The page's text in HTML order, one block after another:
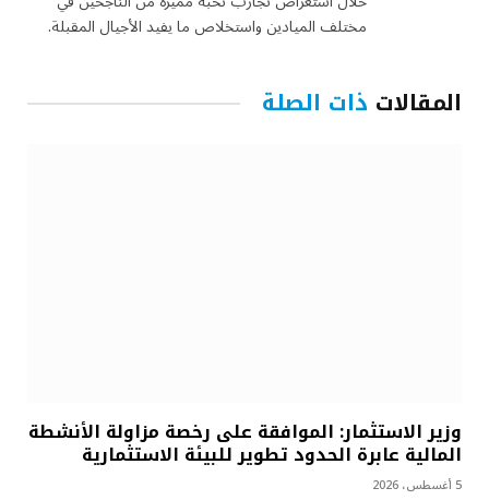
مختلف الميادين واستخلاص ما يفيد الأجيال المقبلة.
المقالات ذات الصلة
وزير الاستثمار: الموافقة على رخصة مزاولة الأنشطة
المالية عابرة الحدود تطوير للبيئة الاستثمارية
5 أغسطس، 2026